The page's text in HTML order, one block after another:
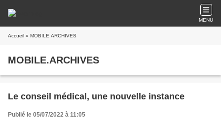
MENU
Accueil » MOBILE.ARCHIVES
MOBILE.ARCHIVES
Le conseil médical, une nouvelle instance
Publié le 05/07/2022 à 11:05